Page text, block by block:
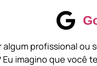
profissional ou
imagino que você